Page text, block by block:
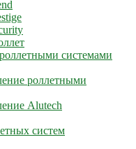
системами
роллетными
Alutech
систем